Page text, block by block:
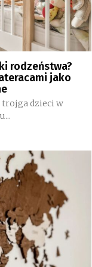
rodzeństwa?
jako
dzieci w